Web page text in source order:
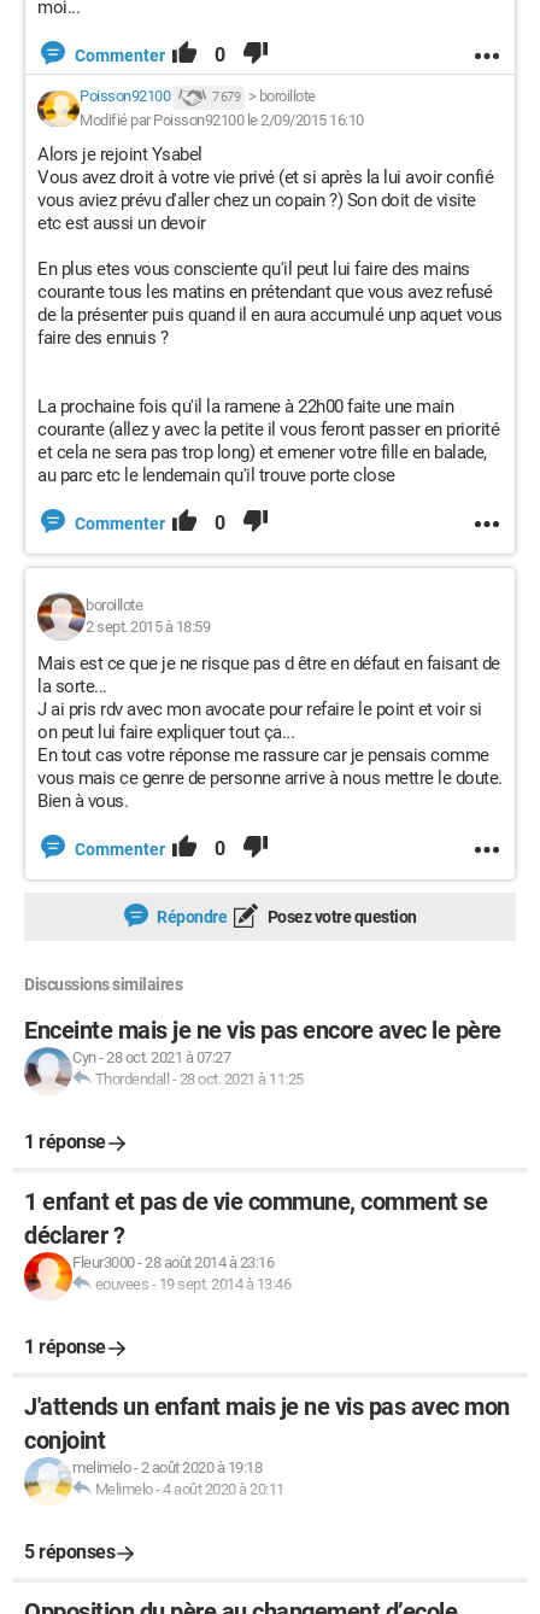
moi...
Commenter 0
Poisson92100 7 679 > boroillote
Modifié par Poisson92100 le 2/09/2015 16:10
Alors je rejoint Ysabel
Vous avez droit à votre vie privé (et si après la lui avoir confié
vous aviez prévu d'aller chez un copain ?) Son doit de visite
etc est aussi un devoir
En plus etes vous consciente qu'il peut lui faire des mains
courante tous les matins en prétendant que vous avez refusé
de la présenter puis quand il en aura accumulé unp aquet vous
faire des ennuis ?
La prochaine fois qu'il la ramene à 22h00 faite une main
courante (allez y avec la petite il vous feront passer en priorité
et cela ne sera pas trop long) et emener votre fille en balade,
au parc etc le lendemain qu'il trouve porte close
Commenter 0
boroillote
2 sept. 2015 à 18:59
Mais est ce que je ne risque pas d être en défaut en faisant de
la sorte...
J ai pris rdv avec mon avocate pour refaire le point et voir si
on peut lui faire expliquer tout ça...
En tout cas votre réponse me rassure car je pensais comme
vous mais ce genre de personne arrive à nous mettre le doute.
Bien à vous.
Commenter 0
Répondre Posez votre question
Discussions similaires
Enceinte mais je ne vis pas encore avec le père
Cyn-28 oct. 2021 à 07:27
Thordendall -28 oct. 2021 à 11:25
1 réponse
1 enfant et pas de vie commune, comment se
déclarer ?
Fleur3000-28 août 2014 à 23:16
eouvees - 19 sept. 2014 à 13:46
1 réponse
J'attends un enfant mais je ne vis pas avec mon
conjoint
melimelo-2 août 2020 à 19:18
Melimelo-4 août 2020 à 20:11
5 réponses